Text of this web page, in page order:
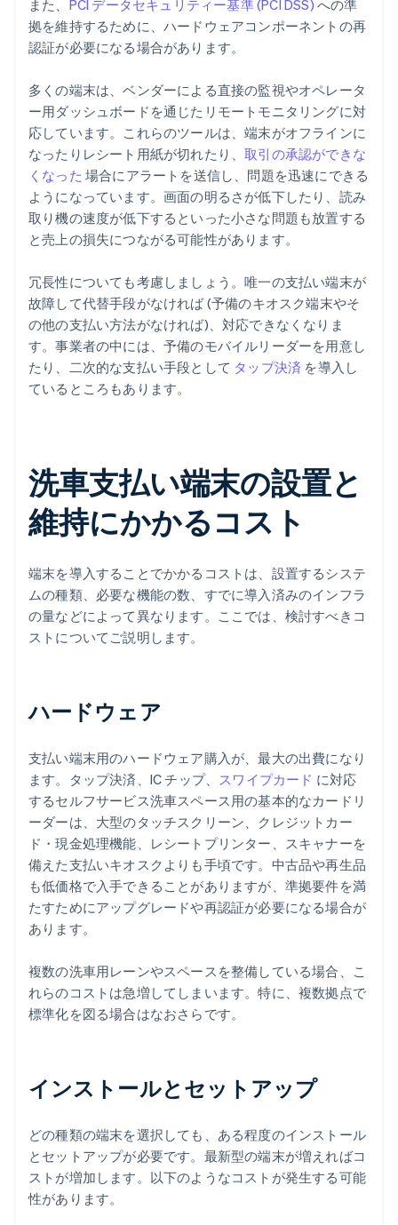
また、 PCI データセキュリティー基準 (PCI DSS) への準
拠を維持するために、ハードウェアコンポーネントの再
認証が必要になる場合があります。
多くの端末は、ベンダーによる直接の監視やオペレータ
ー用ダッシュボードを通じたリモートモニタリングに対
応しています。これらのツールは、端末がオフラインに
なったりレシート用紙が切れたり、取引の承認ができな
くなった 場合にアラートを送信し、問題を迅速にできる
ようになっています。画面の明るさが低下したり、読み
取り機の速度が低下するといった小さな問題も放置する
と売上の損失につながる可能性があります。
冗長性についても考慮しましょう。唯一の支払い端末が
故障して代替手段がなければ (予備のキオスク端末やそ
の他の支払い方法がなければ)、対応できなくなりま
す。事業者の中には、予備のモバイルリーダーを用意し
たり、二次的な支払い手段として タップ決済 を導入し
ているところもあります。
洗車支払い端末の設置と
維持にかかるコスト
端末を導入することでかかるコストは、設置するシステ
ムの種類、必要な機能の数、すでに導入済みのインフラ
の量などによって異なります。ここでは、検討すべきコ
ストについてご説明します。
ハードウェア
支払い端末用のハードウェア購入が、最大の出費になり
ます。タップ決済、IC チップ、 スワイプカード に対応
するセルフサービス洗車スペース用の基本的なカードリ
ーダーは、大型のタッチスクリーン、クレジットカー
ド・現金処理機能、レシートプリンター、スキャナーを
備えた支払いキオスクよりも手頃です。中古品や再生品
も低価格で入手できることがありますが、準拠要件を満
たすためにアップグレードや再認証が必要になる場合が
あります。
複数の洗車用レーンやスペースを整備している場合、こ
れらのコストは急増してしまいます。特に、複数拠点で
標準化を図る場合はなおさらです。
インストールとセットアップ
どの種類の端末を選択しても、ある程度のインストール
とセットアップが必要です。最新型の端末が増えればコ
ストが増加します。以下のようなコストが発生する可能
性があります。